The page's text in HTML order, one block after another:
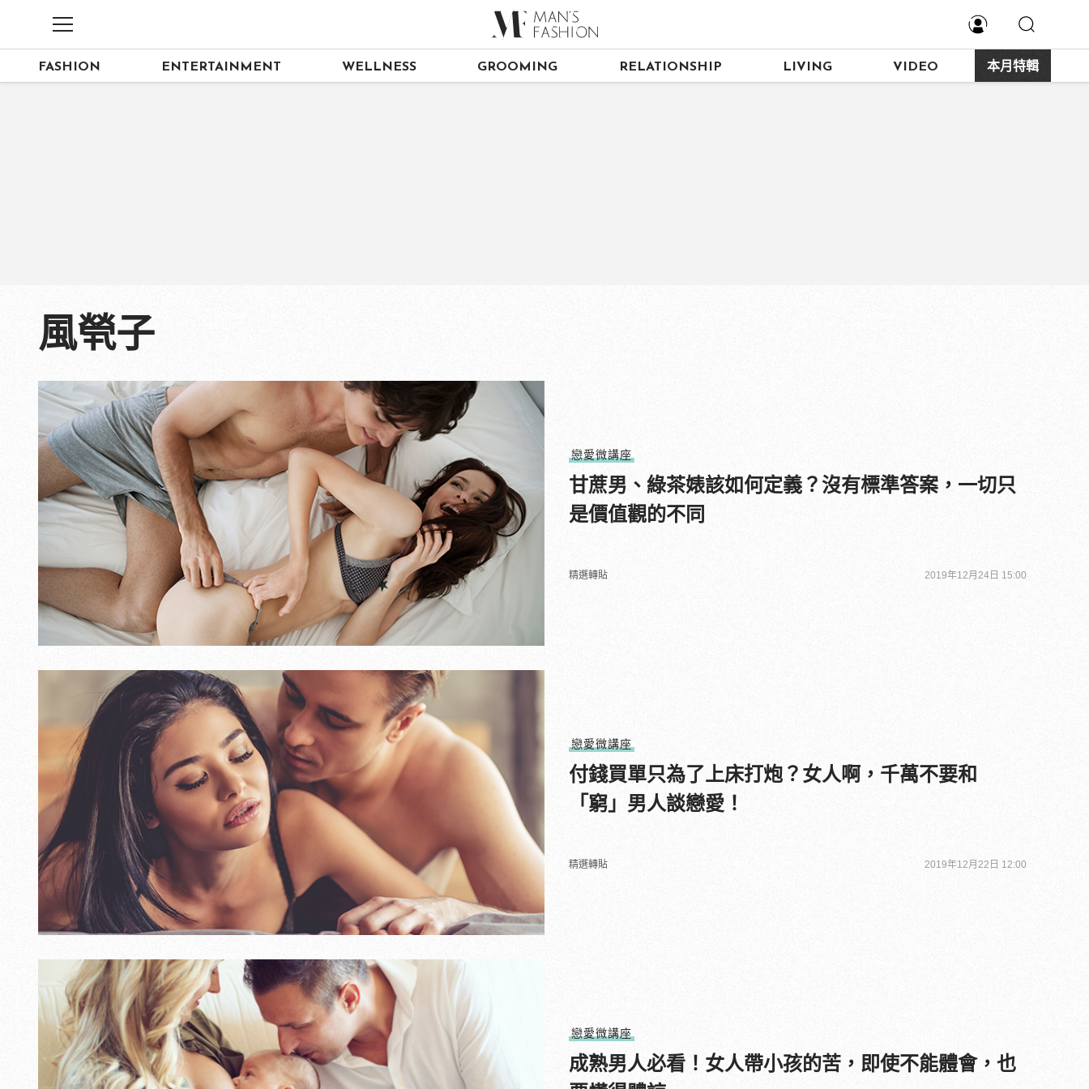
FASHION ENTERTAINMENT WELLNESS GROOMING RELATIONSHIP LIVING VIDEO 本月特輯
風煢子
戀愛微講座
甘蔗男、綠茶婊該如何定義？沒有標準答案，一切只
是價值觀的不同
精選轉貼 2019年12月24日 15:00
戀愛微講座
付錢買單只為了上床打炮？女人啊，千萬不要和
「窮」男人談戀愛！
精選轉貼 2019年12月22日 12:00
戀愛微講座
成熟男人必看！女人帶小孩的苦，即使不能體會，也